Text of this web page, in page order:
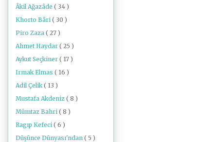
Âkil Ağazâde ( 34 )
Khorto Bâri ( 30 )
Piro Zaza ( 27 )
Ahmet Haydar ( 25 )
Aykut Seçkiner ( 17 )
Irmak Elmas ( 16 )
Adil Çelik ( 13 )
Mustafa Akdeniz ( 8 )
Mümtaz Bahri ( 8 )
Ragıp Kefeci ( 6 )
Düşünce Dünyası'ndan ( 5 )